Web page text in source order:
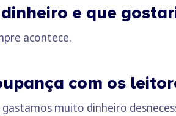
e que
acontece.
com os
muito dinheiro